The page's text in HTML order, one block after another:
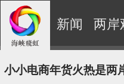
新闻 两岸
小小电商年货火热是两